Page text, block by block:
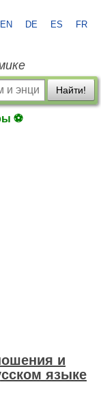
EN DE ES FR
Найти!
⚽
и
языке